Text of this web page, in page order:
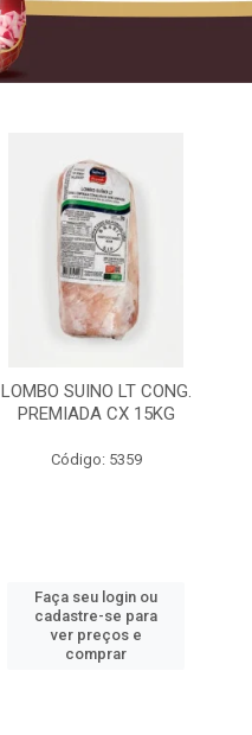
LOMBO SUINO LT CONG.
PREMIADA CX 15KG
Código: 5359
Faça seu login ou
cadastre-se para
ver preços e
comprar